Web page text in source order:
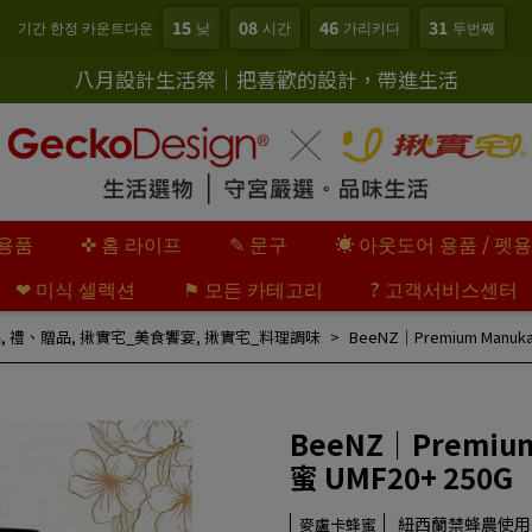
기간 한정 카운트다운 15 낮 08 시간 46 가리키다 30 두번째
八月設計生活祭｜把喜歡的設計，帶進生活
품 ✜ 홈 라이프 ✎ 문구
☀ 아웃도어 용품 / 펫
❤︎ 미식 셀렉션
⚑ 모든 카테고리 ? 고객서비스센터
, 禮、贈品, 揪實宅_美食饗宴, 揪實宅_料理調味 BeeNZ｜Premium
BeeNZ｜
蜜 UMF20+ 250G
麥盧卡蜂蜜 紐西蘭禁蜂農使